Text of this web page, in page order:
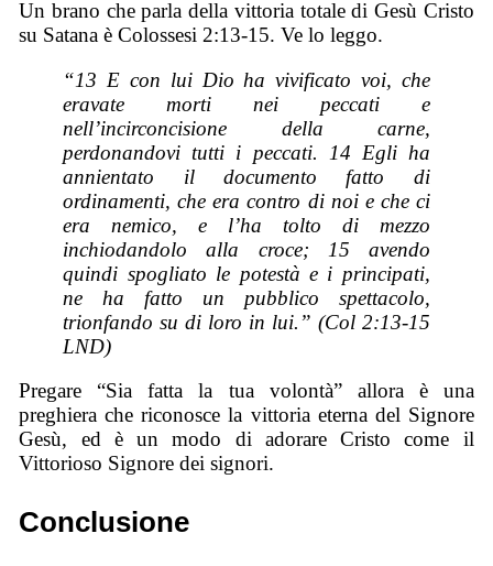
Un brano che parla della vittoria totale di Gesù Cristo
su Satana è Colossesi 2:13-15. Ve lo leggo.
“13 E con lui Dio ha vivificato voi, che
eravate morti nei peccati e
nell’incirconcisione della carne,
perdonandovi tutti i peccati. 14 Egli ha
annientato il documento fatto di
ordinamenti, che era contro di noi e che ci
era nemico, e l’ha tolto di mezzo
inchiodandolo alla croce; 15 avendo
quindi spogliato le potestà e i principati,
ne ha fatto un pubblico spettacolo,
trionfando su di loro in lui.” (Col 2:13-15
LND)
Pregare “Sia fatta la tua volontà” allora è una
preghiera che riconosce la vittoria eterna del Signore
Gesù, ed è un modo di adorare Cristo come il
Vittorioso Signore dei signori.
Conclusione